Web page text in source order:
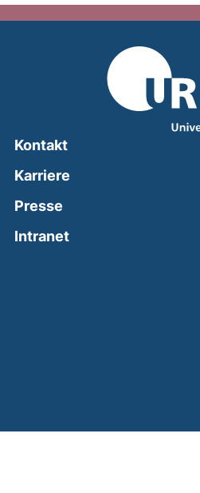
Kontakt
Karriere
Presse
Intranet(external link,